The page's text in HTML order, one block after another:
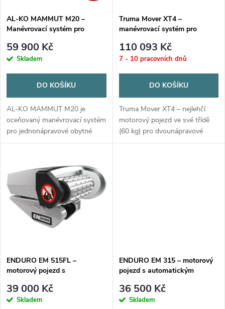
p
r
o
d
u
t
ů
s
p
r
d
u
k
t
AL-KO MAMMUT M20 –
Manévrovací systém pro
59 900 Kč
Skladem
DO KOŠÍKU
AL-KO MAMMUT M20 je
oceňovaný manévrovací systém
pro jednonápravové obytné
vozy a přívěsy do 2 250 kg.
i na nejužších místech, otočení
na místě až o...
Truma Mover XT4 –
manévrovací systém pro
100 kg
110 093 Kč
7 - 10 pracovních dnů
DO KOŠÍKU
Truma Mover XT4 – nejlehčí
motorový pojezd ve své třídě
(60 kg) pro dvounápravové
karavany do 3 100 kg.
ENDURO EM 515FL –
motorový pojezd s
39 000 Kč
Skladem
ENDURO EM 315 – motorový
pojezd s automatickým
36 500 Kč
Skladem